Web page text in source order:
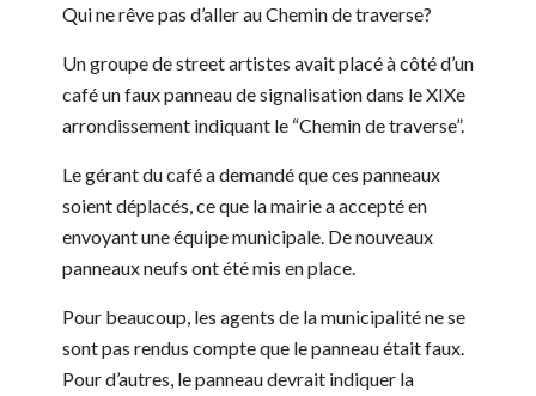
Qui ne rêve pas d’aller au Chemin de traverse?
Un groupe de street artistes avait placé à côté d’un
café un faux panneau de signalisation dans le XIXe
arrondissement indiquant le “Chemin de traverse”.
Le gérant du café a demandé que ces panneaux
soient déplacés, ce que la mairie a accepté en
envoyant une équipe municipale. De nouveaux
panneaux neufs ont été mis en place.
Pour beaucoup, les agents de la municipalité ne se
sont pas rendus compte que le panneau était faux.
Pour d’autres, le panneau devrait indiquer la